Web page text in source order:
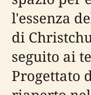
l'essenza
di
seguito ai
Progettato